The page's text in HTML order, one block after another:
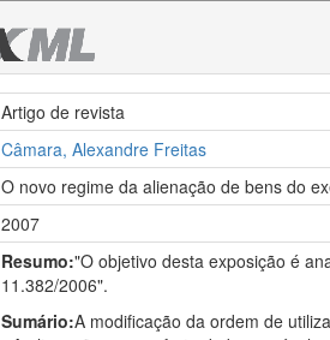
Artigo de revista
Câmara, Alexandre Freitas
O novo regime da alienação de bens do
2007
Resumo:"O objetivo desta exposição é
11.382/2006".
Sumário:A modificação da ordem de